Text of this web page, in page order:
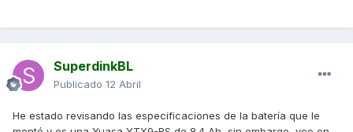
SuperdinkBL
Publicado 12 Abril
He estado revisando las especificaciones de la batería que le